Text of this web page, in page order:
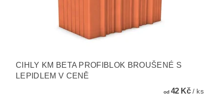
CIHLY KM BETA PROFIBLOK BROUŠENÉ S
LEPIDLEM V CENĚ
od42 Kč/ ks